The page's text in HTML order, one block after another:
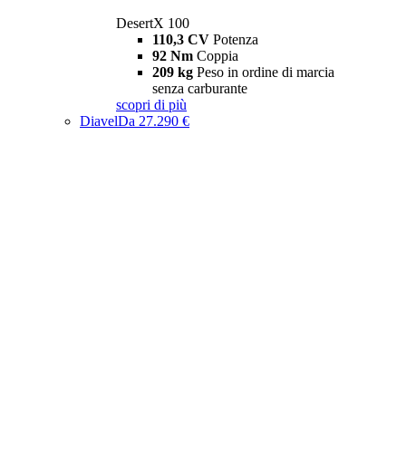
DesertX 100
110,3 CV Potenza
92 Nm Coppia
209 kg Peso in ordine di marcia
senza carburante
scopri di più
DiavelDa 27.290 €